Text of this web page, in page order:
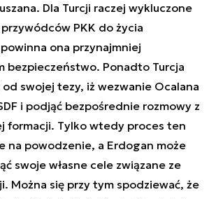
Dla Turcji raczej wykluczone
przywódców PKK do życia
ona przynajmniej
bezpieczeństwo. Ponadto Turcja
swojej tezy, iż wezwanie Ocalana
i podjąć bezpośrednie rozmowy z
formacji. Tylko wtedy proces ten
na powodzenie, a Erdogan może
swoje własne cele związane ze
Można się przy tym spodziewać, że